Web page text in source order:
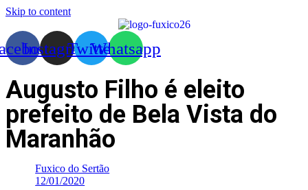
Skip to content
InstagramTwitterWhatsapp
Augusto Filho é eleito
prefeito de Bela Vista do
Maranhão
Fuxico do Sertão
12/01/2020